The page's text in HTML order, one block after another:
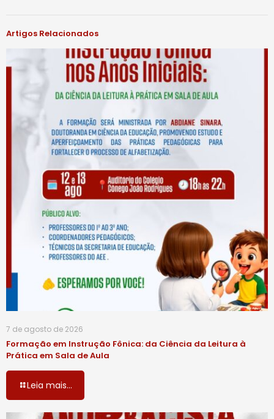
Artigos Relacionados
7 de agosto de 2026
Formação em Instrução Fônica: da Ciência da Leitura à
Prática em Sala de Aula
Leia mais...